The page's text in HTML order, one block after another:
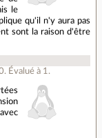
le
qu'il n'y aura pas
sont la raison d'être
. Évalué à 1 .